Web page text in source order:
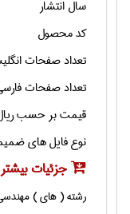
سال انتشار
کد محصول
تعداد صفحات
تعداد صفحات
قیمت بر حسب
نوع فایل های
جزئیات
رشته ( های )